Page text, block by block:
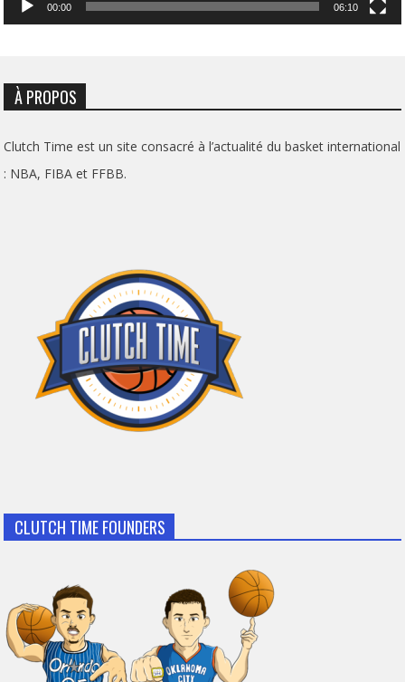
00:00 06:10
À PROPOS
Clutch Time est un site consacré à l’actualité du basket international
: NBA, FIBA et FFBB.
CLUTCH TIME FOUNDERS